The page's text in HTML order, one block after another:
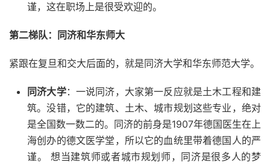
谨，这在职场上是很受欢迎的。
第二梯队：同济和华东师大
紧跟在复旦和交大后面的，就是同济大学和华东师范大学。
同济大学：一说同济，大家第一反应就是土木工程和建
筑。没错，它的建筑、土木、城市规划这些专业，绝对
是全国数一数二的。同济的前身是1907年德国医生在上
海创办的德文医学堂，所以它的血统里带着德国人的严
谨。 想当建筑师或者城市规划师，同济是很多人的梦